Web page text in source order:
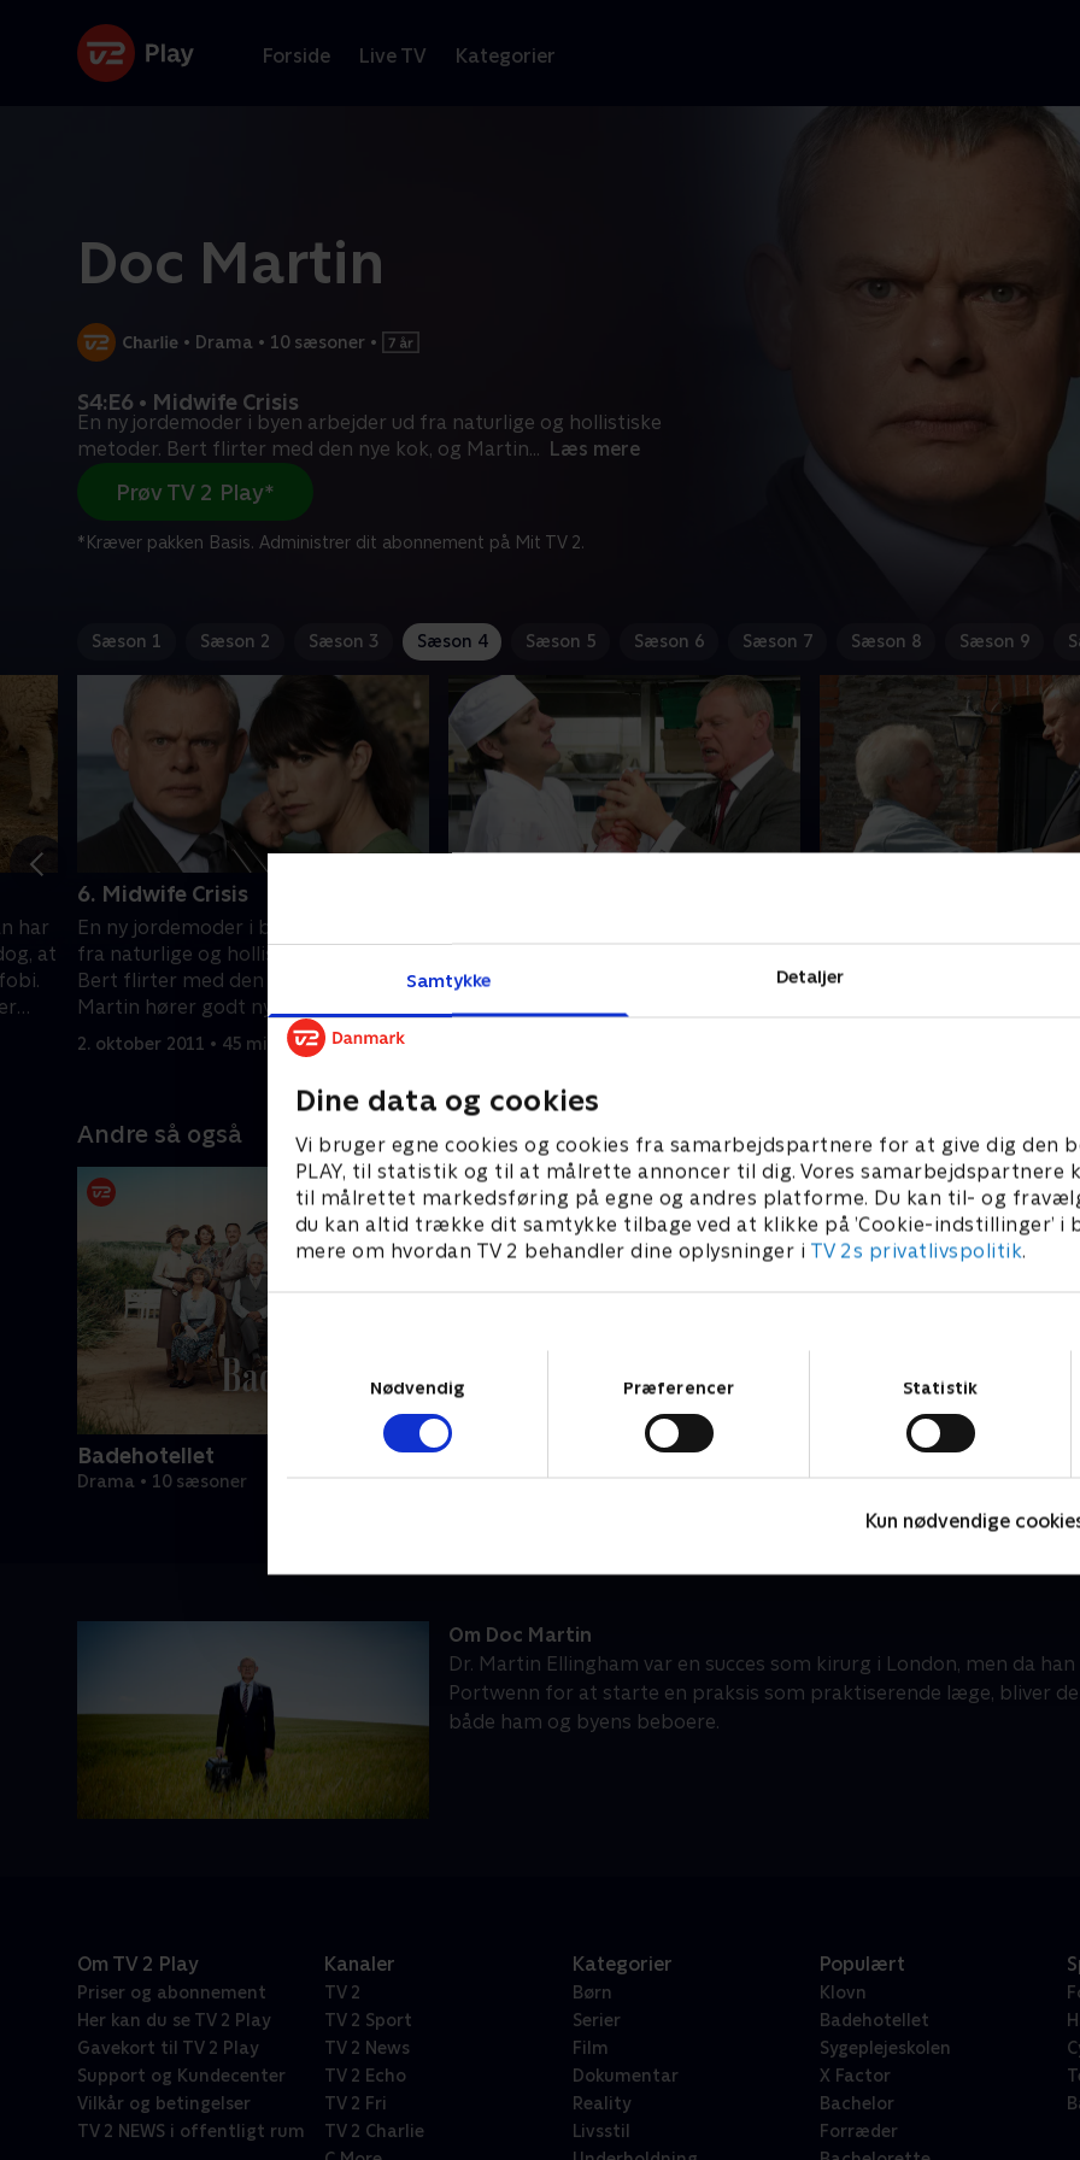
Samtykke Detaljer
Dine data og cookies
Vi bruger egne cookies og cookies fra samarbejdspartnere for at give dig den
PLAY, til statistik og til at målrette annoncer til dig. Vores samarbejdspartnere
til målrettet markedsføring på egne og andres platforme. Du kan til- og
du kan altid trække dit samtykke tilbage ved at klikke på ’Cookie-indstillinger’ i
mere om hvordan TV 2 behandler dine oplysninger i TV 2s privatlivspolitik.
Nødvendig
Præferencer Statistik
Kun nødvendige
Forside Live TV Kategorier
Doc Martin
• Drama • 10 sæsoner •
S4:E6 • Midwife Crisis
En ny jordemoder i byen arbejder ud fra naturlige og hollistiske
metoder. Bert flirter med den nye kok, og Martin... Læs mere
Prøv TV 2 Play*
*Kræver pakken Basis. Administrer dit abonnement på Mit TV 2.
Sæson 1 Sæson 2 Sæson 3 Sæson 4 Sæson 5 Sæson 6 Sæson 7 Sæson 8 Sæson 9
har
at
6. Midwife Crisis
En ny jordemoder i byen arbejder ud
fra naturlige og hollistiske metoder.
Bert flirter med den nye kok, og
Martin hører godt nyt om jobbet i
London.
2. oktober 2011 • 45 min
Joan forsøger at sikre
familiøkonomien, og andetsteds
London. Gravide Louisa er
Andre så også
Badehotellet
Drama • 10 sæsoner
Bjerglægen
Om Doc Martin
Dr. Martin Ellingham var en succes som kirurg i London, men da
Portwenn for at starte en praksis som praktiserende læge, bliver
både ham og byens beboere.
Om TV 2 Play
Priser og abonnement
Her kan du se TV 2 Play
Gavekort til TV 2 Play
Support og Kundecenter
Vilkår og betingelser
TV 2 NEWS i offentligt rum
Kanaler
TV 2
TV 2 Sport
TV 2 News
TV 2 Echo
TV 2 Fri
TV 2 Charlie
Kategorier
Børn
Serier
Film
Dokumentar
Reality
Livsstil
Populært
Klovn
Badehotellet
Sygeplejeskolen
X Factor
Bachelor
Forræder